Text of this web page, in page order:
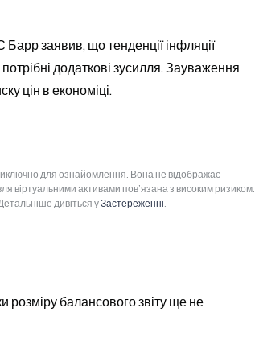
заявив, що тенденції інфляції
додаткові зусилля. Зауваження
цін в економіці.
для ознайомлення. Вона не відображає
віртуальними активами пов’язана з високим ризиком.
дивіться уЗастереженні.
балансового звіту ще не